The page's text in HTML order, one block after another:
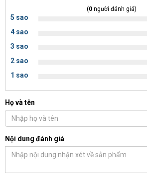
(0 người đánh giá)
5 sao
4 sao
3 sao
2 sao
1 sao
Họ và tên
Nội dung đánh giá